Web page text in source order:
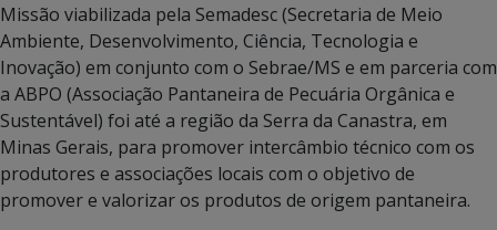
Missão viabilizada pela Semadesc (Secretaria de Meio
Ambiente, Desenvolvimento, Ciência, Tecnologia e
Inovação) em conjunto com o Sebrae/MS e em parceria com
a ABPO (Associação Pantaneira de Pecuária Orgânica e
Sustentável) foi até a região da Serra da Canastra, em
Minas Gerais, para promover intercâmbio técnico com os
produtores e associações locais com o objetivo de
promover e valorizar os produtos de origem pantaneira.